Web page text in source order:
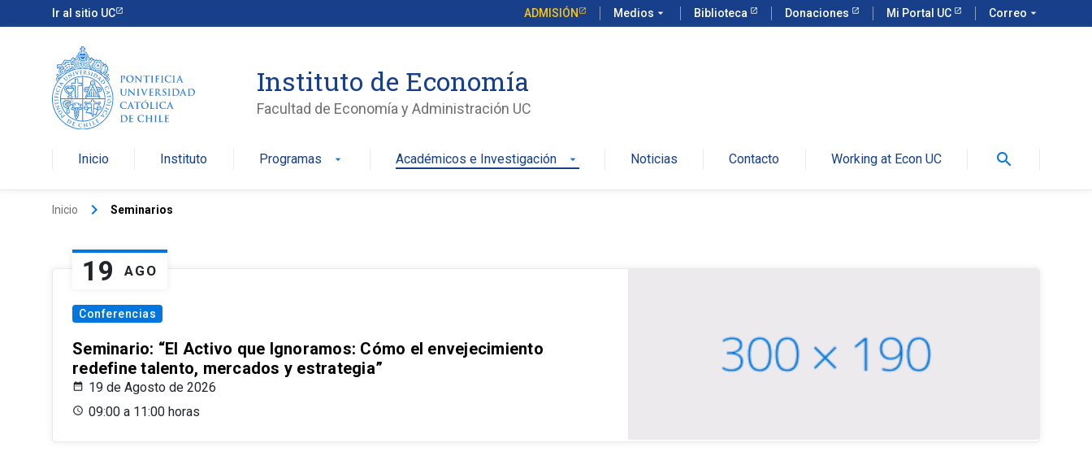
Ir al sitio UC ADMISIÓN Medios arrow_drop_down Biblioteca Donaciones Mi Portal UC Correo arrow_drop_down
Instituto de Economía
Facultad de Economía y Administración UC
Inicio Instituto Programas arrow_drop_down Académicos e Investigación arrow_drop_down Noticias Contacto Working at Econ UC search
Inicio keyboard_arrow_right Seminarios
19 AGO
Conferencias
Seminario: “El Activo que Ignoramos: Cómo el envejecimiento
redefine talento, mercados y estrategia”
19 de Agosto de 2026
09:00 a 11:00 horas